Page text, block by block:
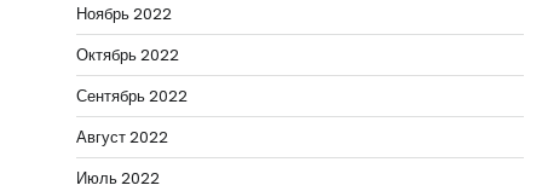
Ноябрь 2022
Октябрь 2022
Сентябрь 2022
Август 2022
Июль 2022